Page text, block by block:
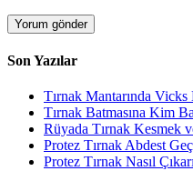
Son Yazılar
Tırnak Mantarında Vicks
Tırnak Batmasına Kim
Rüyada Tırnak Kesmek
Protez Tırnak Abdest
Protez Tırnak Nasıl